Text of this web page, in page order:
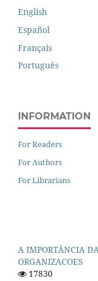
English
Español
Français
Português
INFORMATION
For Readers
For Authors
For Librarians
A IMPORTÂNCIA
ORGANIZACOES
17830